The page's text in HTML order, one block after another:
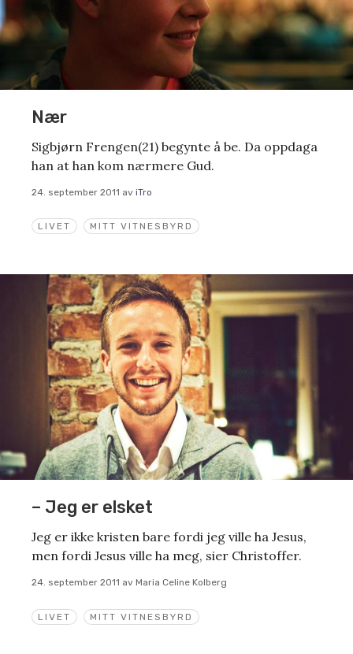
LIVET MITT VITNESBYRD
Nær
Sigbjørn Frengen(21) begynte å be. Da oppdaga
han at han kom nærmere Gud.
24. september 2011 av iTro
LIVET MITT VITNESBYRD
– Jeg er elsket
Jeg er ikke kristen bare fordi jeg ville ha Jesus,
men fordi Jesus ville ha meg, sier Christoffer.
24. september 2011 av Maria Celine Kolberg